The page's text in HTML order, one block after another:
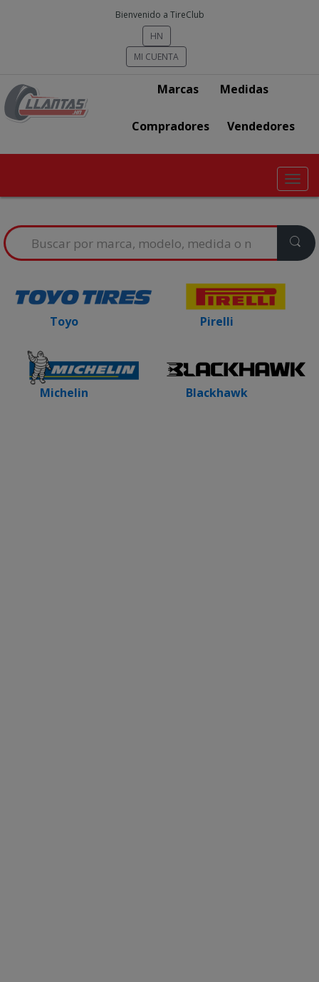
Bienvenido a TireClub
HN
MI CUENTA
Marcas Medidas
Compradores Vendedores
Search
for:
Toyo
Michelin
Pirelli
Blackhawk